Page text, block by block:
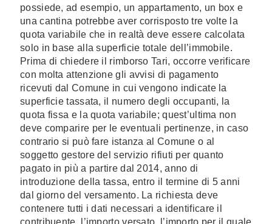
possiede, ad esempio, un appartamento, un box e
una cantina potrebbe aver corrisposto tre volte la
quota variabile che in realtà deve essere calcolata
solo in base alla superficie totale dell’immobile.
Prima di chiedere il rimborso Tari, occorre verificare
con molta attenzione gli avvisi di pagamento
ricevuti dal Comune in cui vengono indicate la
superficie tassata, il numero degli occupanti, la
quota fissa e la quota variabile; quest’ultima non
deve comparire per le eventuali pertinenze, in caso
contrario si può fare istanza al Comune o al
soggetto gestore del servizio rifiuti per quanto
pagato in più a partire dal 2014, anno di
introduzione della tassa, entro il termine di 5 anni
dal giorno del versamento. La richiesta deve
contenere tutti i dati necessari a identificare il
contribuente, l’importo versato, l’importo per il quale